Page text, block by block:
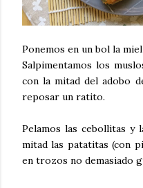
Ponemos en un bol la
Salpimentamos los
con la mitad del adobo
reposar un ratito.
Pelamos las cebollitas y
mitad las patatitas (con
en trozos no demasiado